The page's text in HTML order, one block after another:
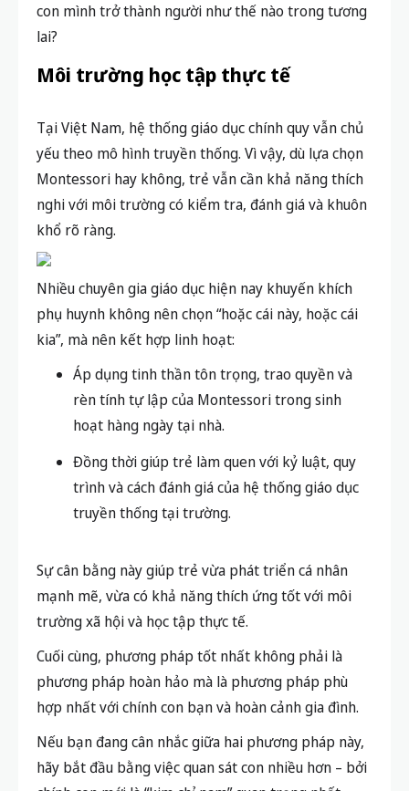
con mình trở thành người như thế nào trong tương
lai?
Môi trường học tập thực tế
Tại Việt Nam, hệ thống giáo dục chính quy vẫn chủ
yếu theo mô hình truyền thống. Vì vậy, dù lựa chọn
Montessori hay không, trẻ vẫn cần khả năng thích
nghi với môi trường có kiểm tra, đánh giá và khuôn
khổ rõ ràng.
Nhiều chuyên gia giáo dục hiện nay khuyến khích
phụ huynh không nên chọn “hoặc cái này, hoặc cái
kia”, mà nên kết hợp linh hoạt:
Áp dụng tinh thần tôn trọng, trao quyền và
rèn tính tự lập của Montessori trong sinh
hoạt hàng ngày tại nhà.
Đồng thời giúp trẻ làm quen với kỷ luật, quy
trình và cách đánh giá của hệ thống giáo dục
truyền thống tại trường.
Sự cân bằng này giúp trẻ vừa phát triển cá nhân
mạnh mẽ, vừa có khả năng thích ứng tốt với môi
trường xã hội và học tập thực tế.
Cuối cùng, phương pháp tốt nhất không phải là
phương pháp hoàn hảo mà là phương pháp phù
hợp nhất với chính con bạn và hoàn cảnh gia đình.
Nếu bạn đang cân nhắc giữa hai phương pháp này,
hãy bắt đầu bằng việc quan sát con nhiều hơn – bởi